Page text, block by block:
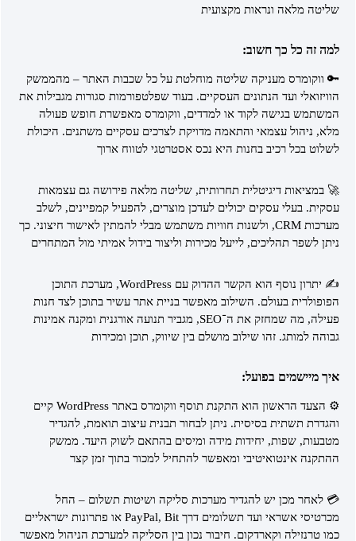
שליטה מלאה ונראות מקצועית
למה זה כל כך חשוב:
🔑 ווקומרס מעניקה שליטה מוחלטת על כל שכבות האתר – מהממשק
הוויזואלי ועד הנתונים העסקיים. בעוד שפלטפורמות סגורות מגבילות את
המשתמש בגישה לקוד או למדדים, ווקומרס מאפשרת חופש פעולה
מלא, ניהול עצמאי והתאמה מדויקת לצרכים עסקיים משתנים. היכולת
לשלוט בכל רכיב בחנות היא נכס אסטרטגי לטווח ארוך
🚀 במציאות דיגיטלית תחרותית, שליטה מלאה פירושה גם עצמאות
עסקית. בעלי עסקים יכולים לעדכן מוצרים, להפעיל קמפיינים, לשלב
מערכות CRM, ולשנות חוויות משתמש מבלי להמתין לאישור חיצוני. כך
ניתן לשפר תהליכים, לייעל מכירות וליצור בידול אמיתי מול המתחרים
✍️ יתרון נוסף הוא הקשר ההדוק עם WordPress, מערכת התוכן
הפופולרית בעולם. השילוב מאפשר בניית אתר עשיר בתוכן לצד חנות
פעילה, מה שמחזק את ה־SEO, מגביר תנועה אורגנית ומקנה אמינות
גבוהה למותג. זהו שילוב מושלם בין שיווק, תוכן ומכירות
איך מיישמים בפועל:
⚙️ הצעד הראשון הוא התקנת תוסף ווקומרס באתר WordPress קיים
והגדרת תשתית בסיסית. ניתן לבחור תבנית עיצוב תואמת, להגדיר
מטבעות, שפות, יחידות מידה ומיסים בהתאם לשוק היעד. ממשק
ההתקנה אינטואיטיבי ומאפשר להתחיל למכור בתוך זמן קצר
💳 לאחר מכן יש להגדיר מערכות סליקה ושיטות תשלום – החל
מכרטיסי אשראי ועד תשלומים דרך PayPal, Bit או פתרונות ישראליים
כמו טרנזילה וקארדקום. חיבור נכון בין הסליקה למערכת הניהול מאפשר